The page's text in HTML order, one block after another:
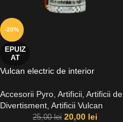
-20%
EPUIZ
AT
Vulcan electric de interior
Accesorii Pyro Artificii Artificii de
Divertisment Artificii Vulcan
25,00lei 20,00 lei